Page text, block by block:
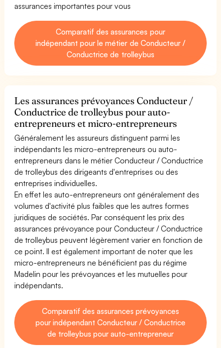
assurances importantes pour vous
Comparatif des assurances pour
indépendant pour le métier de Conducteur /
Conductrice de trolleybus
Les assurances prévoyances Conducteur /
Conductrice de trolleybus pour auto-
entrepreneurs et micro-entrepreneurs
Généralement les assureurs distinguent parmi les
indépendants les micro-entrepreneurs ou auto-
entrepreneurs dans le métier Conducteur / Conductrice
de trolleybus des dirigeants d'entreprises ou des
entreprises individuelles.
En effet les auto-entrepreneurs ont généralement des
volumes d'activité plus faibles que les autres formes
juridiques de sociétés. Par conséquent les prix des
assurances prévoyance pour Conducteur / Conductrice
de trolleybus peuvent légèrement varier en fonction de
ce point. Il est également important de noter que les
micro-entrepreneurs ne bénéficient pas du régime
Madelin pour les prévoyances et les mutuelles pour
indépendants.
Comparatif des assurances prévoyances
pour indépendant Conducteur / Conductrice
de trolleybus pour auto-entrepreneur